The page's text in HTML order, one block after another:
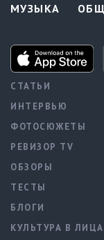
МУЗЫКА
СТАТЬИ
ИНТЕРВЬЮ
ФОТОСЮЖЕТЫ
РЕВИЗОР TV
ОБЗОРЫ
ТЕСТЫ
БЛОГИ
КУЛЬТУРА В